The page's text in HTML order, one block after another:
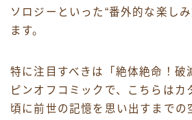
ソロジーといった“番外的な楽し
ます。
特に注目すべきは「絶体絶命！破
ピンオフコミックで、こちらはカ
頃に前世の記憶を思い出すまでの